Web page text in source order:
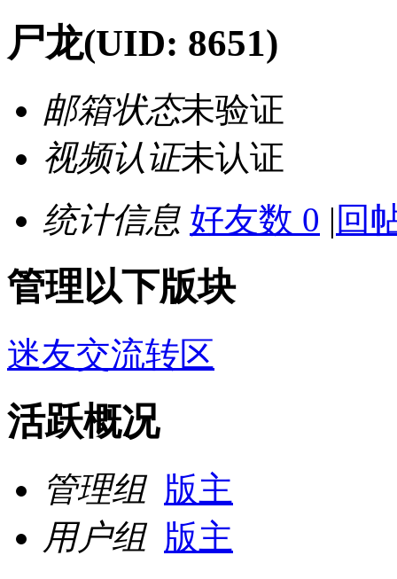
尸龙(UID: 8651)
邮箱状态未验证
视频认证未认证
统计信息 好友数 0 | 回
管理以下版块
迷友交流转区
活跃概况
管理组 版主
用户组 版主